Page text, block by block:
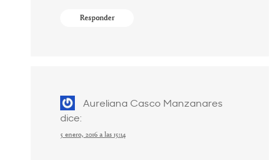
Responder
Aureliana Casco Manzanares
dice:
5 enero, 2016 a las 15:14